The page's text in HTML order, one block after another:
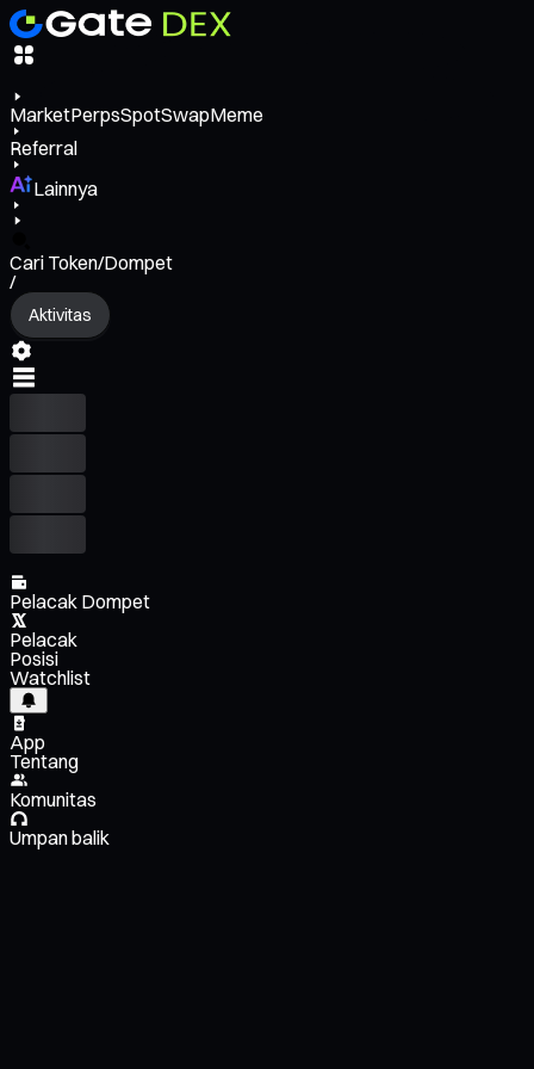
MarketPerpsSpotSwapMeme
Referral
Lainnya
Cari Token/Dompet
/
Aktivitas
Pelacak Dompet
Pelacak
Posisi
Watchlist
App
Tentang
Komunitas
Umpan balik